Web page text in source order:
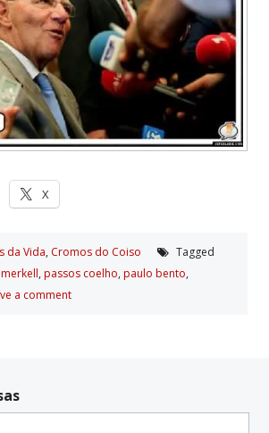
X
da Vida, Cromos do Coiso
Tagged
merkell, passos coelho, paulo bento,
a comment